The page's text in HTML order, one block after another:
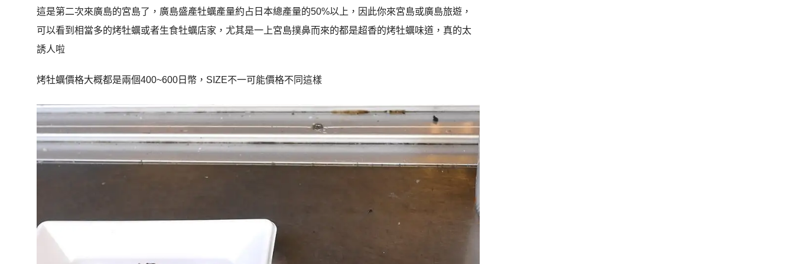
這是第二次來廣島的宮島了，廣島盛產牡蠣產量約占日本總產量的50%以上，因此你來宮島或廣島旅遊，
可以看到相當多的烤牡蠣或者生食牡蠣店家，尤其是一上宮島撲鼻而來的都是超香的烤牡蠣味道，真的太
誘人啦
烤牡蠣價格大概都是兩個400~600日幣，SIZE不一可能價格不同這樣